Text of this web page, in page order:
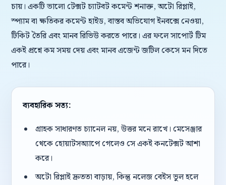
চায়। একটি ভালো টেক্সট চ্যাটবট কমেন্ট শনাক্ত, অটো রিপ্লাই,
স্প্যাম বা ক্ষতিকর কমেন্ট হাইড, বাস্তব অভিযোগ ইনবক্সে নেওয়া,
টিকিট তৈরি এবং মানব রিভিউ করতে পারে। এর ফলে সাপোর্ট টিম
একই প্রশ্নে কম সময় দেয় এবং মানব এজেন্ট জটিল কেসে মন দিতে
পারে।
ব্যবহারিক সত্য:
গ্রাহক সাধারণত চ্যানেল নয়, উত্তর মনে রাখে। মেসেঞ্জার
থেকে হোয়াটসঅ্যাপে গেলেও সে একই কনটেক্সট আশা
করে।
অটো রিপ্লাই দ্রুততা বাড়ায়, কিন্তু নলেজ বেইস ভুল হলে